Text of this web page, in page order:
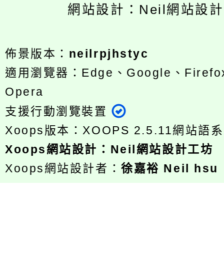
網站設計：Neil網站設
佈景版本： neilrpjhstyc
適用瀏覽器：Edge、Google、
Opera
支援行動瀏覽裝置
Xoops版本： XOOPS 2.5.11網站語
Xoops網站設計 ： Neil網站設計工坊
Xoops網站設計者：徐嘉裕 Neil hsu